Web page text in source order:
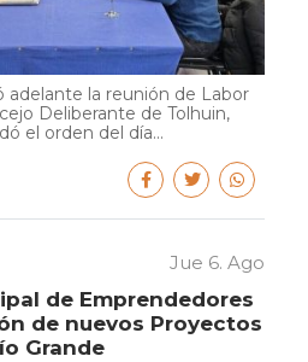
adelante la reunión de Labor
Deliberante de Tolhuin,
el orden del día...
Jue 6. Ago
de Emprendedores
de nuevos Proyectos
Grande